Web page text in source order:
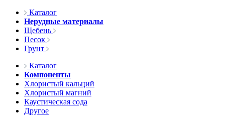
Каталог
Нерудные материалы
Щебень
Песок
Грунт
Каталог
Компоненты
Хлористый кальций
Хлористый магний
Каустическая сода
Другое